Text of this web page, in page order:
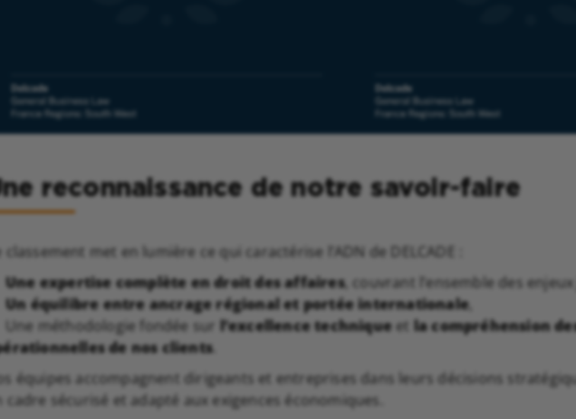
reconnaissance de notre savoir-faire
classement met en lumière ce qui caractérise l’ADN de DELCADE :
Une expertise complète en droit des affaires, couvrant l’ensemble des
Un équilibre entre ancrage régional et portée internationale
Une méthodologie fondée sur l’excellence techniqueet la compréhension
de nos clients.
équipes accompagnent dirigeants et entreprises dans leurs décisions
cadre sécurisé et adapté aux exigences économiques.